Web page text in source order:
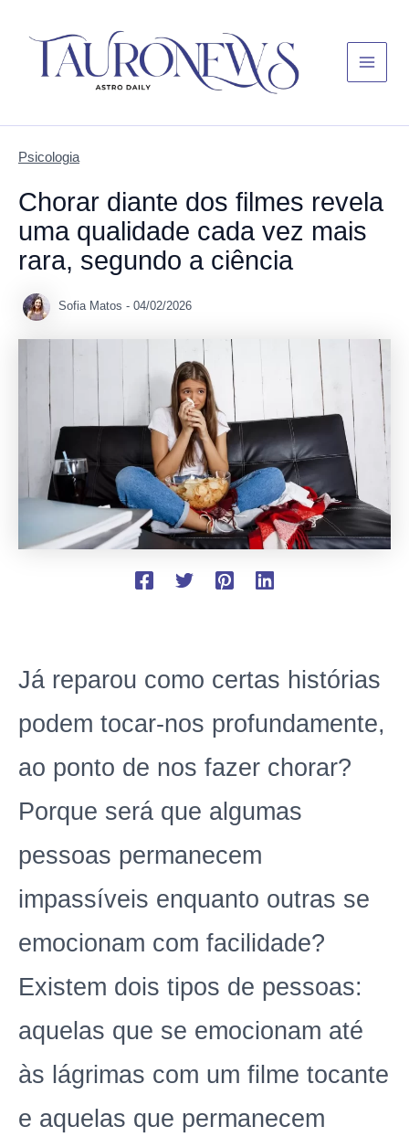
Menu
Psicologia
Chorar diante dos filmes revela
uma qualidade cada vez mais
rara, segundo a ciência
Sofia Matos - 04/02/2026
Já reparou como certas histórias
podem tocar-nos profundamente,
ao ponto de nos fazer chorar?
Porque será que algumas
pessoas permanecem
impassíveis enquanto outras se
emocionam com facilidade?
Existem dois tipos de pessoas:
aquelas que se emocionam até
às lágrimas com um filme tocante
e aquelas que permanecem